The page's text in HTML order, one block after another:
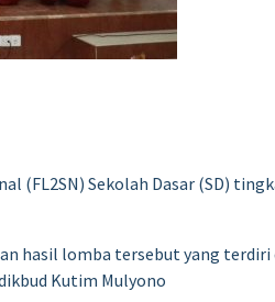
(FL2SN) Sekolah Dasar (SD)
hasil lomba tersebut yang terdiri
Kutim Mulyono